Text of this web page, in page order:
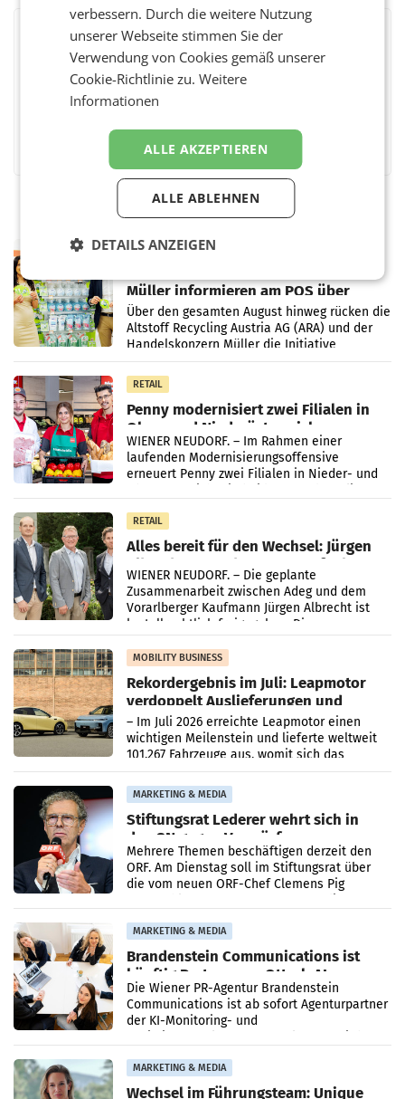
BEWERTEN SIE DIESEN ARTIKEL
TwitterMessengerWhatsAppLinkedInXING Teilen
RETAIL
Müller informieren am POS über
Kreislauffähigkeit
Über den gesamten August hinweg rücken die
Altstoff Recycling Austria AG (ARA) und der
Handelskonzern Müller die Initiative
„Kreislauf-Helden“ in allen österreichischen
Müller-Filialen
RETAIL
Penny modernisiert zwei Filialen in
Ober- und Niederösterreich
WIENER NEUDORF. – Im Rahmen einer
laufenden Modernisierungsoffensive
erneuert Penny zwei Filialen in Nieder- und
RETAIL
Alles bereit für den Wechsel: Jürgen
Albrecht setzt ab 1.1.2027 auf Adeg
WIENER NEUDORF. – Die geplante
Zusammenarbeit zwischen Adeg und dem
Vorarlberger Kaufmann Jürgen Albrecht ist
kartellrechtlich freigegeben: Die
Bundeswettbewerbsbehörde und der
Bundeskartellanwalt
MOBILITY BUSINESS
Rekordergebnis im Juli: Leapmotor
verdoppelt Auslieferungen und
überschreitet die 100.000er-Marke
– Im Juli 2026 erreichte Leapmotor einen
wichtigen Meilenstein und lieferte weltweit
101.267 Fahrzeuge aus, womit sich das
Ergebnis gegenüber Juli 2025 mehr als
verdoppelte (+102
MARKETING & MEDIA
Stiftungsrat Lederer wehrt sich in
den SN gegen Vorwürfe
Mehrere Themen beschäftigen derzeit den
ORF. Am Dienstag soll im Stiftungsrat über
die vom neuen ORF-Chef Clemens Pig
MARKETING & MEDIA
Brandenstein Communications ist
künftig Partner von OtterlyAI
Die Wiener PR-Agentur Brandenstein
Communications ist ab sofort Agenturpartner
der KI-Monitoring- und
MARKETING & MEDIA
Wechsel im Führungsteam: Unique
verbessern. Durch die weitere Nutzung
unserer Webseite stimmen Sie der
Verwendung von Cookies gemäß unserer
Cookie-Richtlinie zu.Weitere
Informationen
ALLE AKZEPTIEREN
ALLE ABLEHNEN
DETAILS ANZEIGEN